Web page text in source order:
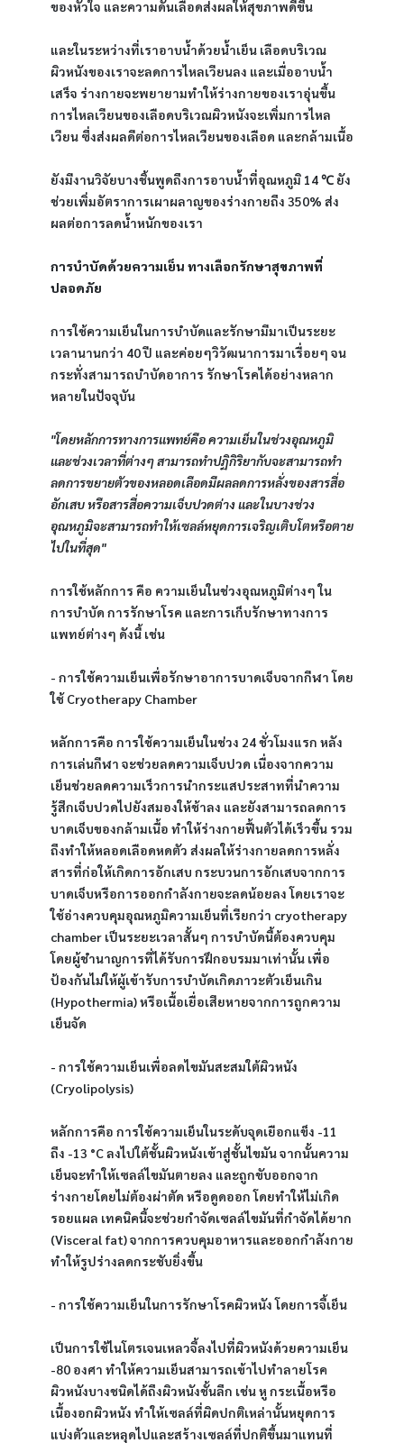
ของหัวใจ และความดันเลือดส่งผลให้สุขภาพดีขึ้น
และในระหว่างที่เราอาบน้ำด้วยน้ำเย็น เลือดบริเวณ
ผิวหนังของเราจะลดการไหลเวียนลง และเมื่ออาบน้ำ
เสร็จ ร่างกายจะพยายามทำให้ร่างกายของเราอุ่นขึ้น
การไหลเวียนของเลือดบริเวณผิวหนังจะเพิ่มการไหล
เวียน ซึ่งส่งผลดีต่อการไหลเวียนของเลือด และกล้ามเนื้อ
ยังมีงานวิจัยบางชิ้นพูดถึงการอาบน้ำที่อุณหภูมิ 14 ℃ ยัง
ช่วยเพิ่มอัตราการเผาผลาญของร่างกายถึง 350% ส่ง
ผลต่อการลดน้ำหนักของเรา
การบำบัดด้วยความเย็น ทางเลือกรักษาสุขภาพที่
ปลอดภัย
การใช้ความเย็นในการบำบัดและรักษามีมาเป็นระยะ
เวลานานกว่า 40 ปี และค่อยๆวิวัฒนาการมาเรื่อยๆ จน
กระทั่งสามารถบำบัดอาการ รักษาโรคได้อย่างหลาก
หลายในปัจจุบัน
"โดยหลักการทางการแพทย์คือ ความเย็นในช่วงอุณหภูมิ
และช่วงเวลาที่ต่างๆ สามารถทำปฏิกิริยากับจะสามารถทำ
ลดการขยายตัวของหลอดเลือดมีผลลดการหลั่งของสารสื่อ
อักเสบ หรือสารสื่อความเจ็บปวดต่าง และในบางช่วง
อุณหภูมิจะสามารถทำให้เซลล์หยุดการเจริญเติบโตหรือตาย
ไปในที่สุด"
การใช้หลักการ คือ ความเย็นในช่วงอุณหภูมิต่างๆ ใน
การบำบัด การรักษาโรค และการเก็บรักษาทางการ
แพทย์ต่างๆ ดังนี้ เช่น
- การใช้ความเย็นเพื่อรักษาอาการบาดเจ็บจากกีฬา โดย
ใช้ Cryotherapy Chamber
หลักการคือ การใช้ความเย็นในช่วง 24 ชั่วโมงแรก หลัง
การเล่นกีฬา จะช่วยลดความเจ็บปวด เนื่องจากความ
เย็นช่วยลดความเร็วการนำกระแสประสาทที่นำความ
รู้สึกเจ็บปวดไปยังสมองให้ช้าลง และยังสามารถลดการ
บาดเจ็บของกล้ามเนื้อ ทำให้ร่างกายฟื้นตัวได้เร็วขึ้น รวม
ถึงทำให้หลอดเลือดหดตัว ส่งผลให้ร่างกายลดการหลั่ง
สารที่ก่อให้เกิดการอักเสบ กระบวนการอักเสบจากการ
บาดเจ็บหรือการออกกำลังกายจะลดน้อยลง โดยเราจะ
ใช้อ่างควบคุมอุณหภูมิความเย็นที่เรียกว่า cryotherapy
chamber เป็นระยะเวลาสั้นๆ การบำบัดนี้ต้องควบคุม
โดยผู้ชำนาญการที่ได้รับการฝึกอบรมมาเท่านั้น เพื่อ
ป้องกันไม่ให้ผู้เข้ารับการบำบัดเกิดภาวะตัวเย็นเกิน
(Hypothermia) หรือเนื้อเยื่อเสียหายจากการถูกความ
เย็นจัด
- การใช้ความเย็นเพื่อลดไขมันสะสมใต้ผิวหนัง
(Cryolipolysis)
หลักการคือ การใช้ความเย็นในระดับจุดเยือกแข็ง -11
ถึง -13 °C ลงไปใต้ชั้นผิวหนังเข้าสู่ชั้นไขมัน จากนั้นความ
เย็นจะทำให้เซลล์ไขมันตายลง และถูกขับออกจาก
ร่างกายโดยไม่ต้องผ่าตัด หรือดูดออก โดยทำให้ไม่เกิด
รอยแผล เทคนิคนี้จะช่วยกำจัดเซลล์ไขมันที่กำจัดได้ยาก
(Visceral fat) จากการควบคุมอาหารและออกกำลังกาย
ทำให้รูปร่างลดกระชับยิ่งขึ้น
- การใช้ความเย็นในการรักษาโรคผิวหนัง โดยการจี้เย็น
เป็นการใช้ไนโตรเจนเหลวจี้ลงไปที่ผิวหนังด้วยความเย็น
-80 องศา ทำให้ความเย็นสามารถเข้าไปทำลายโรค
ผิวหนังบางชนิดได้ถึงผิวหนังชั้นลึก เช่น หู กระเนื้อหรือ
เนื้องอกผิวหนัง ทำให้เซลล์ที่ผิดปกติเหล่านั้นหยุดการ
แบ่งตัวและหลุดไปและสร้างเซลล์ที่ปกติขึ้นมาแทนที่